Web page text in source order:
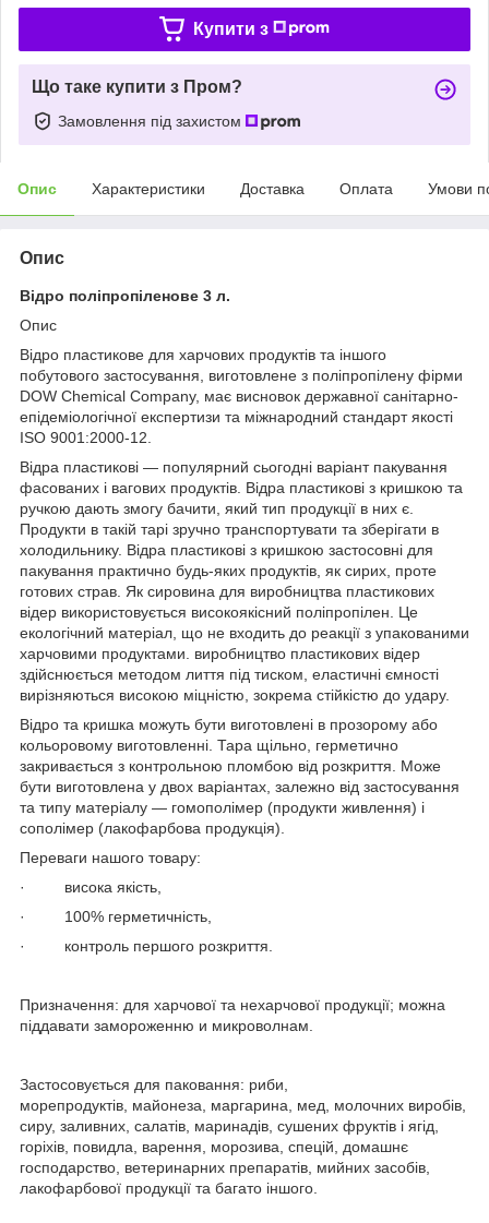
Купити з
Що таке купити з Пром?
Замовлення під захистом
Опис Характеристики Доставка Оплата Умови
Опис
Відро поліпропіленове 3 л.
Опис
Відро пластикове для харчових продуктів та іншого
побутового застосування, виготовлене з поліпропілену фірми
DOW Chemical Company, має висновок державної санітарно-
епідеміологічної експертизи та міжнародний стандарт якості
ISO 9001:2000-12.
Відра пластикові — популярний сьогодні варіант пакування
фасованих і вагових продуктів. Відра пластикові з кришкою та
ручкою дають змогу бачити, який тип продукції в них є.
Продукти в такій тарі зручно транспортувати та зберігати в
холодильнику. Відра пластикові з кришкою застосовні для
пакування практично будь-яких продуктів, як сирих, проте
готових страв. Як сировина для виробництва пластикових
відер використовується високоякісний поліпропілен. Це
екологічний матеріал, що не входить до реакції з упакованими
харчовими продуктами. виробництво пластикових відер
здійснюється методом лиття під тиском, еластичні ємності
вирізняються високою міцністю, зокрема стійкістю до удару.
Відро та кришка можуть бути виготовлені в прозорому або
кольоровому виготовленні. Тара щільно, герметично
закривається з контрольною пломбою від розкриття. Може
бути виготовлена у двох варіантах, залежно від застосування
та типу матеріалу — гомополімер (продукти живлення) і
сополімер (лакофарбова продукція).
Переваги нашого товару:
· висока якість,
· 100% герметичність,
· контроль першого розкриття.
Призначення: для харчової та нехарчової продукції; можна
піддавати замороженню и микроволнам.
Застосовується для паковання: риби,
морепродуктів, майонеза, маргарина, мед, молочних виробів,
сиру, заливних, салатів, маринадів, сушених фруктів і ягід,
горіхів, повидла, варення, морозива, спецій, домашнє
господарство, ветеринарних препаратів, мийних засобів,
лакофарбової продукції та багато іншого.